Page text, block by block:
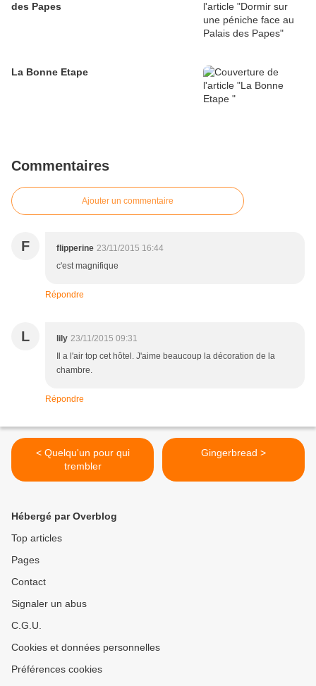
des Papes
La Bonne Etape
Commentaires
Ajouter un commentaire
F flipperine 23/11/2015 16:44
c'est magnifique
Répondre
L lily 23/11/2015 09:31
Il a l'air top cet hôtel. J'aime beaucoup la décoration de la
chambre.
Répondre
< Quelqu'un pour qui
trembler
Gingerbread >
Hébergé par Overblog
Top articles
Pages
Contact
Signaler un abus
C.G.U.
Cookies et données personnelles
Préférences cookies